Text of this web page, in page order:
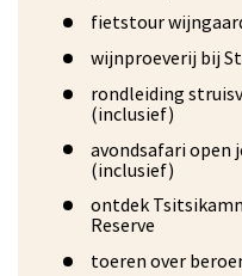
fietstour
wijnproeverij bij
rondleiding
(inclusief)
avondsafari open
(inclusief)
ontdek
Reserve
toeren over